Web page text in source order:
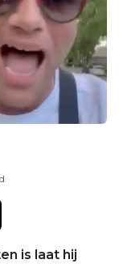
is laat hij